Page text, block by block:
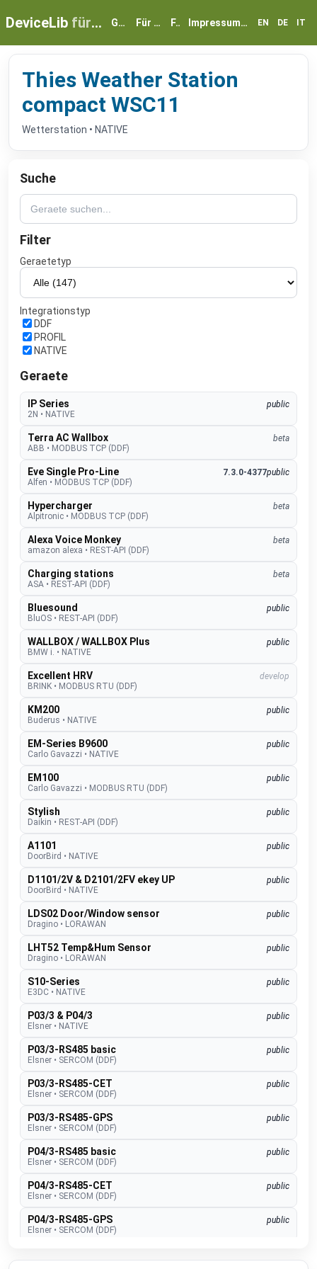
DeviceLib für myGEKKO Geräte Für Partner FAQ Impressum & Datenschutz EN DE IT
Thies Weather Station
compact WSC11
Wetterstation • NATIVE
Suche
Filter
Geraetetyp
Integrationstyp
DDF
PROFIL
NATIVE
Geraete
IP Series
public
2N • NATIVE
Terra AC Wallbox
beta
ABB • MODBUS TCP (DDF)
Eve Single Pro-Line 7.3.0-4377public
Alfen • MODBUS TCP (DDF)
Hypercharger
beta
Alpitronic • MODBUS TCP (DDF)
Alexa Voice Monkey
beta
amazon alexa • REST-API (DDF)
Charging stations
beta
ASA • REST-API (DDF)
Bluesound
public
BluOS • REST-API (DDF)
WALLBOX / WALLBOX Plus
public
BMW i. • NATIVE
Excellent HRV
develop
BRINK • MODBUS RTU (DDF)
KM200
public
Buderus • NATIVE
EM-Series B9600
public
Carlo Gavazzi • NATIVE
EM100
public
Carlo Gavazzi • MODBUS RTU (DDF)
Stylish
public
Daikin • REST-API (DDF)
A1101
public
DoorBird • NATIVE
D1101/2V & D2101/2FV ekey UP
public
DoorBird • NATIVE
LDS02 Door/Window sensor
public
Dragino • LORAWAN
LHT52 Temp&Hum Sensor
public
Dragino • LORAWAN
S10-Series
public
E3DC • NATIVE
P03/3 & P04/3
public
Elsner • NATIVE
P03/3-RS485 basic
public
Elsner • SERCOM (DDF)
P03/3-RS485-CET
public
Elsner • SERCOM (DDF)
P03/3-RS485-GPS
public
Elsner • SERCOM (DDF)
P04/3-RS485 basic
public
Elsner • SERCOM (DDF)
P04/3-RS485-CET
public
Elsner • SERCOM (DDF)
P04/3-RS485-GPS
public
Elsner • SERCOM (DDF)